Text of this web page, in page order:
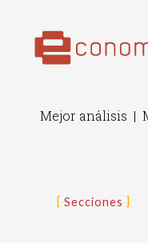
Mejor análisis |
Secciones